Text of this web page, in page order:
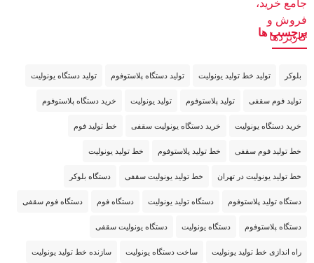
برچسب ها
بلوکر تولید خط تولید یونولیت تولید دستگاه پلاستوفوم تولید دستگاه یونولیت
تولید فوم سقفی تولید پلاستوفوم تولید یونولیت خرید دستگاه پلاستوفوم
خرید دستگاه یونولیت خرید دستگاه یونولیت سقفی خط تولید فوم
خط تولید فوم سقفی خط تولید پلاستوفوم خط تولید یونولیت
خط تولید یونولیت در تهران خط تولید یونولیت سقفی دستگاه بلوکر
دستگاه تولید پلاستوفوم دستگاه تولید یونولیت دستگاه فوم دستگاه فوم سقفی
دستگاه پلاستوفوم دستگاه یونولیت دستگاه یونولیت سقفی
راه اندازی خط تولید یونولیت ساخت دستگاه یونولیت سازنده خط تولید یونولیت